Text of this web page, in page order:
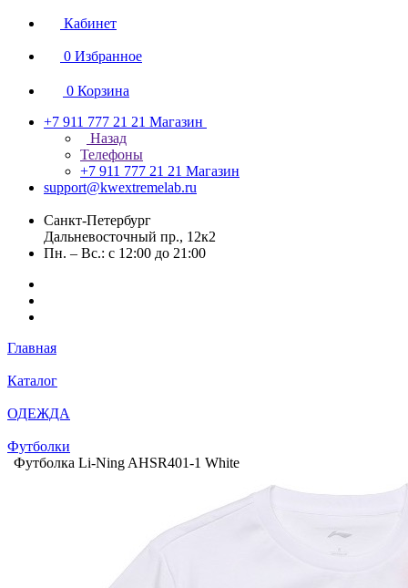
Кабинет
0 Избранное
0 Корзина
+7 911 777 21 21 Магазин
Назад
Телефоны
+7 911 777 21 21 Магазин
support@kwextremelab.ru
Санкт-Петербург
Дальневосточный пр., 12к2
Пн. – Вс.: с 12:00 до 21:00
Главная
Каталог
ОДЕЖДА
Футболки
Футболка Li-Ning AHSR401-1 White